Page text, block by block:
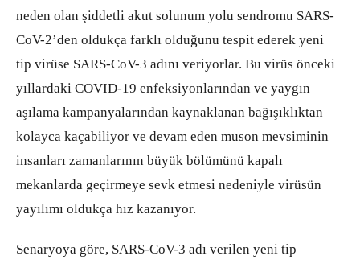
neden olan şiddetli akut solunum yolu sendromu SARS-
CoV-2’den oldukça farklı olduğunu tespit ederek yeni
tip virüse SARS-CoV-3 adını veriyorlar. Bu virüs önceki
yıllardaki COVID-19 enfeksiyonlarından ve yaygın
aşılama kampanyalarından kaynaklanan bağışıklıktan
kolayca kaçabiliyor ve devam eden muson mevsiminin
insanları zamanlarının büyük bölümünü kapalı
mekanlarda geçirmeye sevk etmesi nedeniyle virüsün
yayılımı oldukça hız kazanıyor.
Senaryoya göre, SARS-CoV-3 adı verilen yeni tip